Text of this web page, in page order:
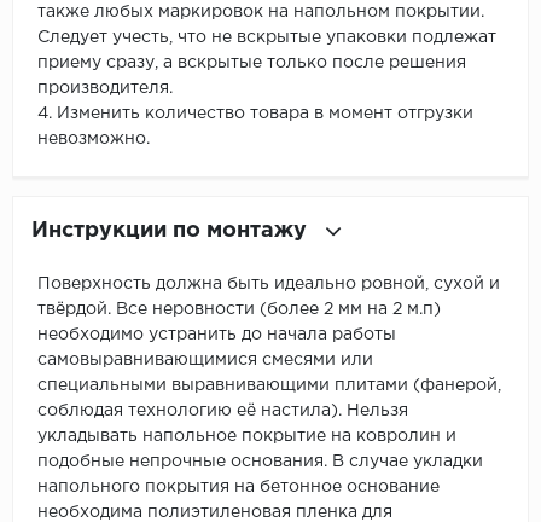
также любых маркировок на напольном покрытии.
Следует учесть, что не вскрытые упаковки подлежат
приему сразу, а вскрытые только после решения
производителя.
4. Изменить количество товара в момент отгрузки
невозможно.
Инструкции по монтажу
Поверхность должна быть идеально ровной, сухой и
твёрдой. Все неровности (более 2 мм на 2 м.п)
необходимо устранить до начала работы
самовыравнивающимися смесями или
специальными выравнивающими плитами (фанерой,
соблюдая технологию её настила). Нельзя
укладывать напольное покрытие на ковролин и
подобные непрочные основания. В случае укладки
напольного покрытия на бетонное основание
необходима полиэтиленовая пленка для